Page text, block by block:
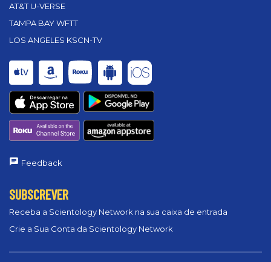
AT&T U-VERSE
TAMPA BAY WFTT
LOS ANGELES KSCN-TV
Feedback
SUBSCREVER
Receba a Scientology Network na sua caixa de entrada
Crie a Sua Conta da Scientology Network